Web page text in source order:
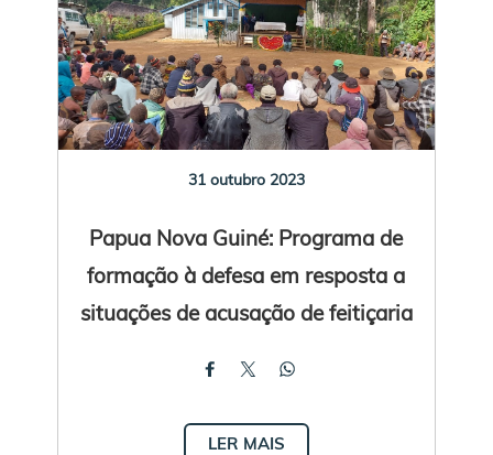
31 outubro 2023
Papua Nova Guiné: Programa de
formação à defesa em resposta a
situações de acusação de feitiçaria
LER MAIS